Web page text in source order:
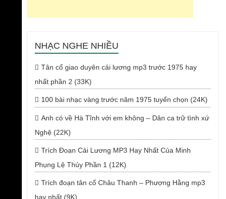
NHẠC NGHE NHIỀU
Tân cổ giao duyên cải lương mp3 trước 1975 hay
nhất phần 2 (33K)
100 bài nhạc vàng trước năm 1975 tuyển chọn (24K)
Anh có về Hà Tĩnh với em không – Dân ca trữ tình xứ
Nghệ (22K)
Trích Đoạn Cải Lương MP3 Hay Nhất Của Minh
Phụng Lệ Thủy Phần 1 (12K)
Trích đoạn tân cổ Châu Thanh – Phượng Hằng mp3
hay nhất (9K)